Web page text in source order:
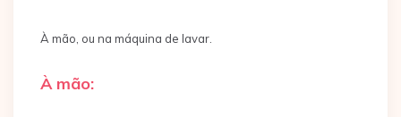
À mão, ou na máquina de lavar.
À mão: